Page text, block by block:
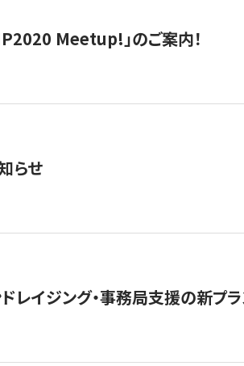
Meetup!」のご案内！
らせ
レイジング・事務局支援の新プラ